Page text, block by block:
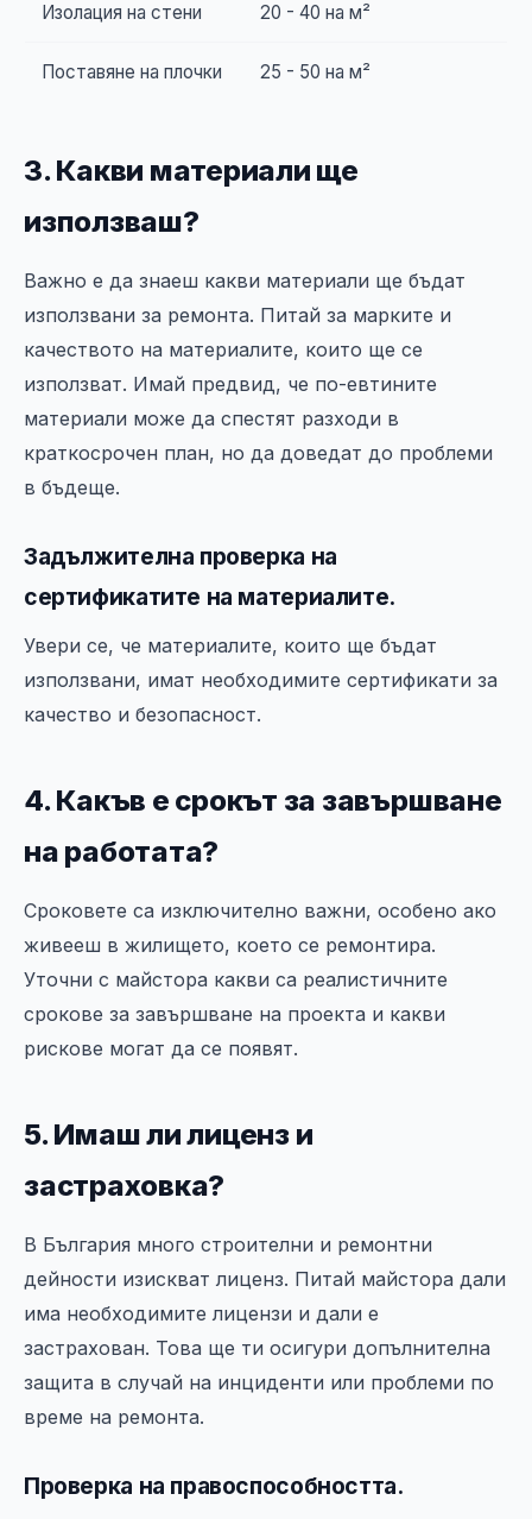
Изолация на стени 20 - 40 на м²
Поставяне на плочки 25 - 50 на м²
3. Какви материали ще
използваш?
Важно е да знаеш какви материали ще бъдат
използвани за ремонта. Питай за марките и
качеството на материалите, които ще се
използват. Имай предвид, че по-евтините
материали може да спестят разходи в
краткосрочен план, но да доведат до проблеми
в бъдеще.
Задължителна проверка на
сертификатите на материалите.
Увери се, че материалите, които ще бъдат
използвани, имат необходимите сертификати за
качество и безопасност.
4. Какъв е срокът за завършване
на работата?
Сроковете са изключително важни, особено ако
живееш в жилището, което се ремонтира.
Уточни с майстора какви са реалистичните
срокове за завършване на проекта и какви
рискове могат да се появят.
5. Имаш ли лиценз и
застраховка?
В България много строителни и ремонтни
дейности изискват лиценз. Питай майстора дали
има необходимите лицензи и дали е
застрахован. Това ще ти осигури допълнителна
защита в случай на инциденти или проблеми по
време на ремонта.
Проверка на правоспособността.